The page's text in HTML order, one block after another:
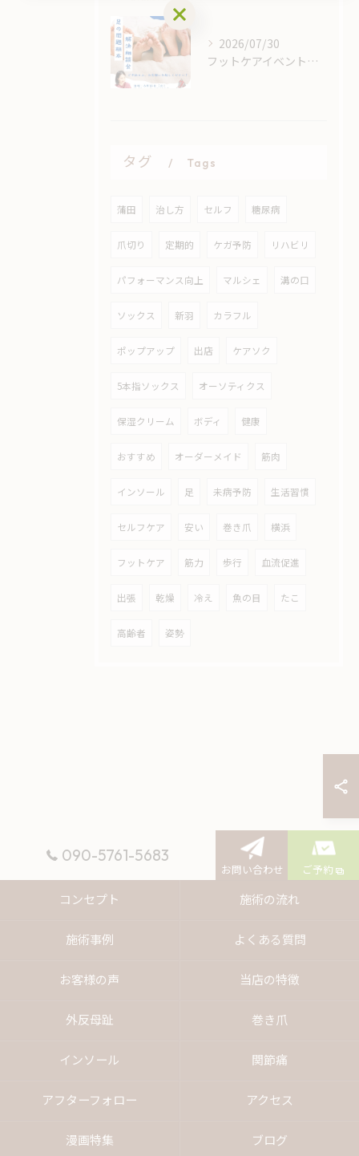
2026/07/30
フットケアイベントで健康を見直そう
タグ Tags
蒲田 治し方 セルフ 糖尿病
爪切り 定期的 ケガ予防 リハビリ
パフォーマンス向上 マルシェ 溝の口
ソックス 新羽 カラフル
ポップアップ 出店 ケアソク
5本指ソックス オーソティクス
保湿クリーム ボディ 健康
おすすめ オーダーメイド 筋肉
インソール 足 未病予防 生活習慣
セルフケア 安い 巻き爪 横浜
フットケア 筋力 歩行 血流促進
出張 乾燥 冷え 魚の目 たこ
高齢者 姿勢
090-5761-5683
お問い合わせ ご予約
コンセプト 施術の流れ
施術事例 よくある質問
お客様の声 当店の特徴
外反母趾 巻き爪
インソール 関節痛
アフターフォロー アクセス
漫画特集 ブログ
お問い合わせはこちら